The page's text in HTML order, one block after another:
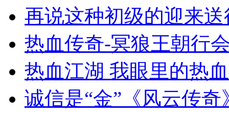
再说这种初级的迎来送
热血传奇-冥狼王朝行
热血江湖 我眼里的热
诚信是“金”《风云传奇